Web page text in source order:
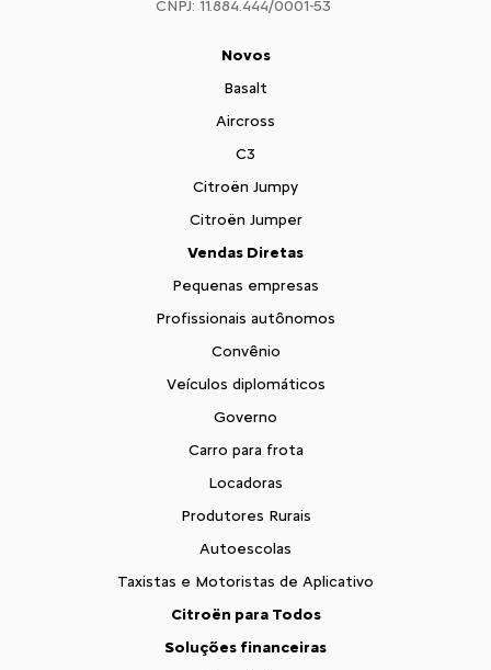
CNPJ: 11.884.444/0001-53
Novos
Basalt
Aircross
C3
Citroën Jumpy
Citroën Jumper
Vendas Diretas
Pequenas empresas
Profissionais autônomos
Convênio
Veículos diplomáticos
Governo
Carro para frota
Locadoras
Produtores Rurais
Autoescolas
Taxistas e Motoristas de Aplicativo
Citroën para Todos
Soluções financeiras